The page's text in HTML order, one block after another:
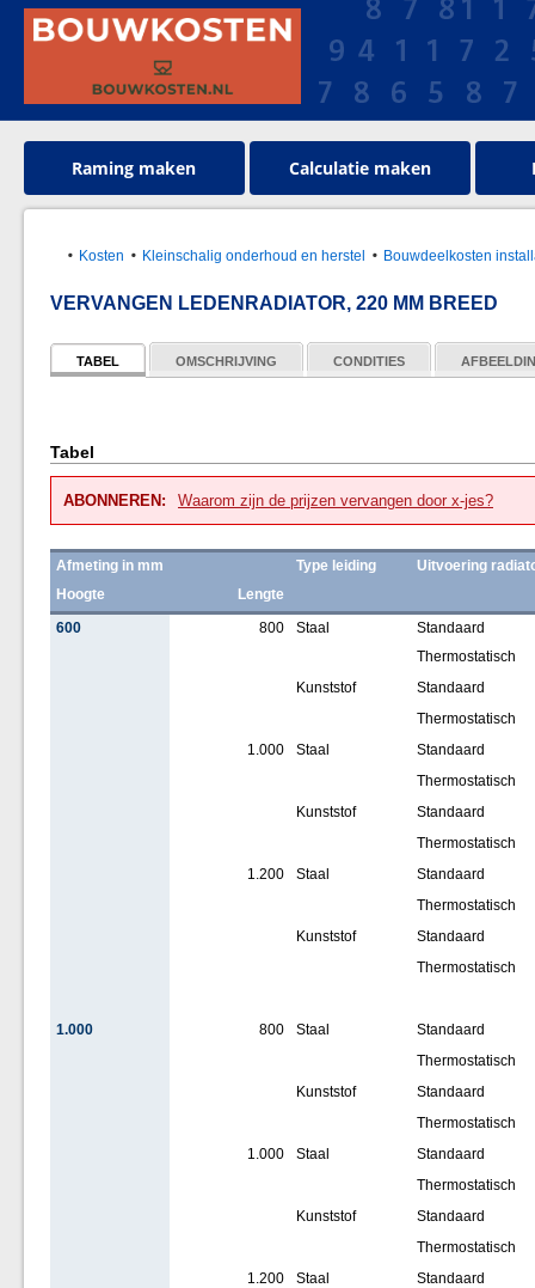
Raming maken Calculatie maken
Kosten Kleinschalig onderhoud en herstel Bouwdeelkosten
VERVANGEN LEDENRADIATOR, 220 MM BREED
TABEL OMSCHRIJVING CONDITIES
Tabel
ABONNEREN: Waarom zijn de prijzen vervangen door x-jes?
Afmeting in mm Type leiding
Uitvoering
Hoogte
Lengte
600
800 Staal
Standaard
Thermostatisch
Kunststof
Standaard
Thermostatisch
1.000
Staal
Standaard
Thermostatisch
Kunststof
Standaard
Thermostatisch
1.200
Staal
Standaard
Thermostatisch
Kunststof
Standaard
Thermostatisch
1.000 800 Staal
Standaard
Thermostatisch
Kunststof
Standaard
Thermostatisch
1.000
Staal
Standaard
Thermostatisch
Kunststof
Standaard
Thermostatisch
1.200
Staal
Standaard